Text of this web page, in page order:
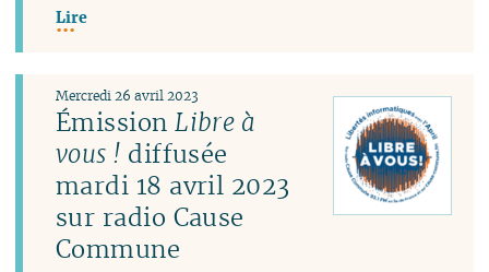
Lire
ÉmissionLibre à
vous ! diffusée
mardi 18 avril 2023
sur radio Cause
Commune
Mercredi 26 avril 2023